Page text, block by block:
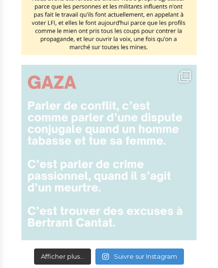
Afficher plus... Suivre sur Instagram